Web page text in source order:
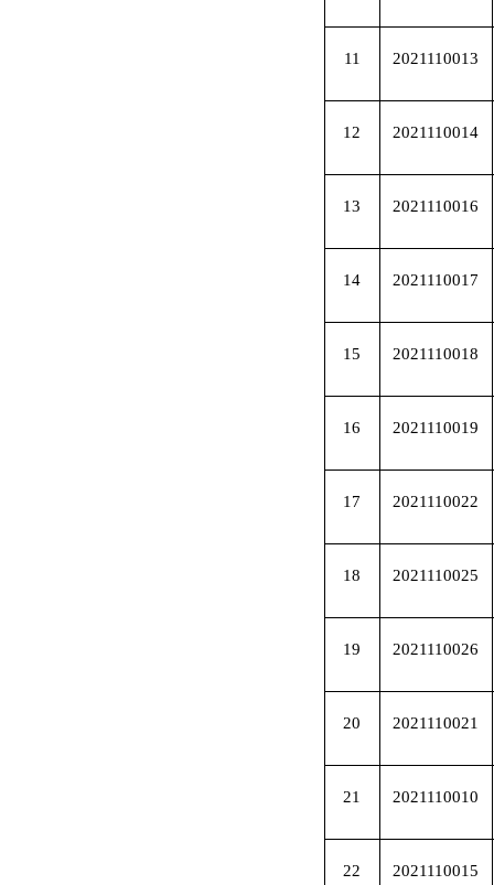
11 2021110013
12 2021110014
13 2021110016
14 2021110017
15 2021110018
16 2021110019
17 2021110022
18 2021110025
19 2021110026
20 2021110021
21 2021110010
22 2021110015